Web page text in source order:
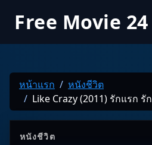
Free Movie 24
หน้าแรก
หนังชีวิต
Like Crazy (2011) รักแรก รั
หนังชีวิต